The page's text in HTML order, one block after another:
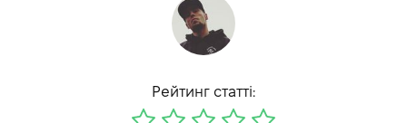
Рейтинг статті: